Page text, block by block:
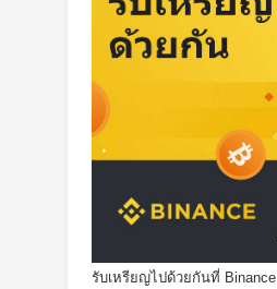
รับเหรียญไปด้วยกันที่ Binance